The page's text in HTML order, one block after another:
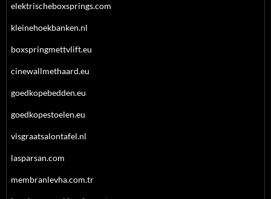
elektrischeboxsprings.com
kleinehoekbanken.nl
boxspringmettvlift.eu
cinewallmethaard.eu
goedkopebedden.eu
goedkopestoelen.eu
visgraatsalontafel.nl
lasparsan.com
membranlevha.com.tr